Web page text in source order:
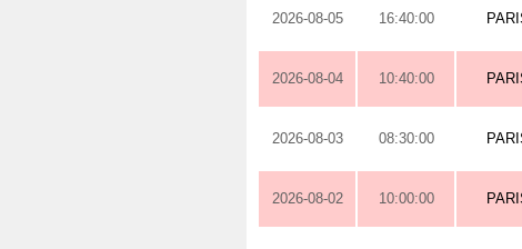
2026-08-05 16:40:00
2026-08-04 10:40:00
2026-08-03 08:30:00
2026-08-02 10:00:00